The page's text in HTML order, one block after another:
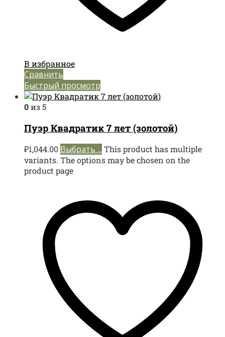
В избранное
Сравнить
Быстрый просмотр
0из 5
Пуэр Квадратик 7 лет (золотой)
₽1,044.00 Выбрать ... This product has multiple
variants. The options may be chosen on the
product page